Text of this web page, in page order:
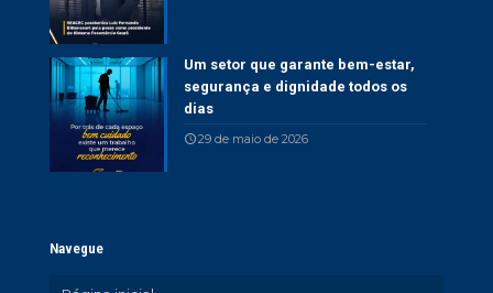
Um setor que garante bem-estar,
segurança e dignidade todos os
dias
29 de maio de 2026
Navegue